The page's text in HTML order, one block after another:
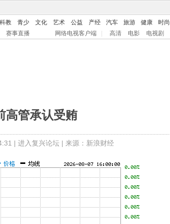
科教 青少 文化 艺术 公益 产经 汽车 旅游 健康 时尚
赛事直播 网络电视客户端 高清 电影 电视剧
高管承认受贿
| 进入复兴论坛| 来源：新浪财经